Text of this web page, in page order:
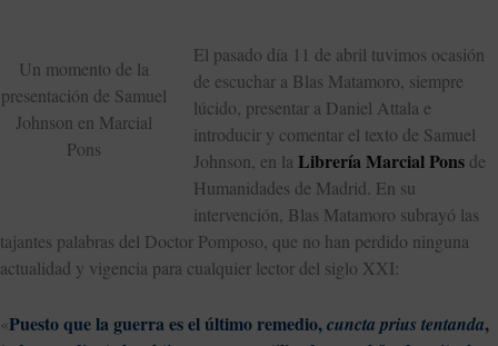
Un momento de la
presentación de Samuel
Johnson en Marcial
Pons
El pasado día 11 de abril tuvimos ocasión
de escuchar a Blas Matamoro, siempre
lúcido, presentar a Daniel Attala e
introducir y comentar el texto de Samuel
Johnson, en la Librería Marcial Pons de
Humanidades de Madrid. En su
intervención, Blas Matamoro subrayó las
tajantes palabras del Doctor Pomposo, que no han perdido ninguna
actualidad y vigencia para cualquier lector del siglo XXI:
«Puesto que la guerra es el último remedio,cuncta prius tentanda,